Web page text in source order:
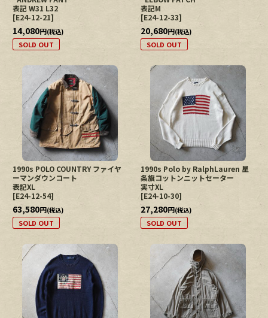
表記 W31 L32
[E24-12-21]
14,080円(税込)
SOLD OUT
表記M
[E24-12-33]
20,680円(税込)
SOLD OUT
1990s POLO COUNTRY ファイヤ
ーマンダウンコート
表記XL
[E24-12-54]
63,580円(税込)
SOLD OUT
1990s Polo by RalphLauren 星
条旗コットンニットセーター
実寸XL
[E24-10-30]
27,280円(税込)
SOLD OUT